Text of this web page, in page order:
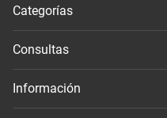
Categorías
Consultas
Información